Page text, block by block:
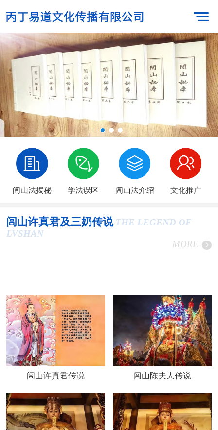
闾山法揭秘 学法误区 闾山法介绍 文化推广
闾山许真君及三奶传说 THE LEGEND OF
LVSHAN
MORE
闾山许真君传说 闾山陈夫人传说